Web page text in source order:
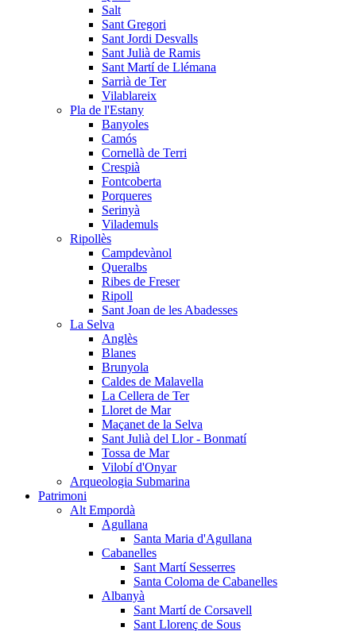
Salt
Sant Gregori
Sant Jordi Desvalls
Sant Julià de Ramis
Sant Martí de Llémana
Sarrià de Ter
Vilablareix
Pla de l'Estany
Banyoles
Camós
Cornellà de Terri
Crespià
Fontcoberta
Porqueres
Serinyà
Vilademuls
Ripollès
Campdevànol
Queralbs
Ribes de Freser
Ripoll
Sant Joan de les Abadesses
La Selva
Anglès
Blanes
Brunyola
Caldes de Malavella
La Cellera de Ter
Lloret de Mar
Maçanet de la Selva
Sant Julià del Llor - Bonmatí
Tossa de Mar
Vilobí d'Onyar
Arqueologia Submarina
Patrimoni
Alt Empordà
Agullana
Santa Maria d'Agullana
Cabanelles
Sant Martí Sesserres
Santa Coloma de Cabanelles
Albanyà
Sant Martí de Corsavell
Sant Llorenç de Sous